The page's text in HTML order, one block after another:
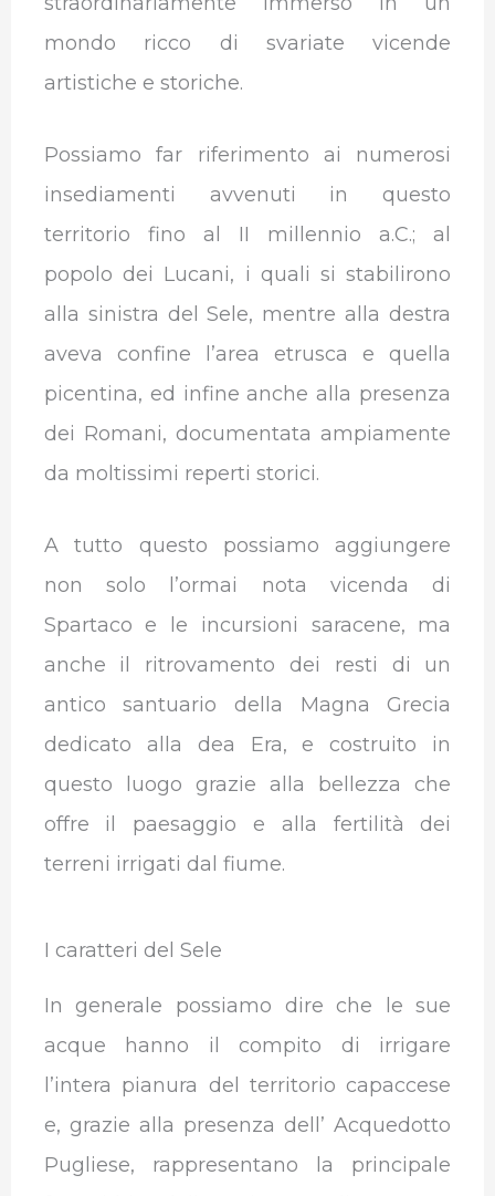
mondo ricco di svariate vicende
artistiche e storiche.
Possiamo far riferimento ai numerosi
insediamenti avvenuti in questo
territorio fino al II millennio a.C.; al
popolo dei Lucani, i quali si stabilirono
alla sinistra del Sele, mentre alla destra
aveva confine l’area etrusca e quella
picentina, ed infine anche alla presenza
dei Romani, documentata ampiamente
da moltissimi reperti storici.
A tutto questo possiamo aggiungere
non solo l’ormai nota vicenda di
Spartaco e le incursioni saracene, ma
anche il ritrovamento dei resti di un
antico santuario della Magna Grecia
dedicato alla dea Era, e costruito in
questo luogo grazie alla bellezza che
offre il paesaggio e alla fertilità dei
terreni irrigati dal fiume.
I caratteri del Sele
In generale possiamo dire che le sue
acque hanno il compito di irrigare
l’intera pianura del territorio capaccese
e, grazie alla presenza dell’ Acquedotto
Pugliese, rappresentano la principale